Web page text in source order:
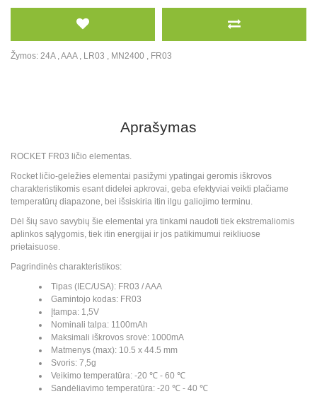
Žymos: 24A,AAA, LR03 , MN2400 , FR03
Aprašymas
ROCKET FR03 ličio elementas.
Rocket ličio-geležies elementai pasižymi ypatingai geromis iškrovos
charakteristikomis esant didelei apkrovai, geba efektyviai veikti plačiame
temperatūrų diapazone, bei išsiskiria itin ilgu galiojimo terminu.
Dėl šių savo savybių šie elementai yra tinkami naudoti tiek ekstremaliomis
aplinkos sąlygomis, tiek itin energijai ir jos patikimumui reikliuose
prietaisuose.
Pagrindinės charakteristikos:
Tipas (IEC/USA): FR03 / AAA
Gamintojo kodas: FR03
Įtampa: 1,5V
Nominali talpa: 1100mAh
Maksimali iškrovos srovė: 1000mA
Matmenys (max): 10.5 x 44.5 mm
Svoris: 7,5g
Veikimo temperatūra: -20 ℃ - 60 ℃
Sandėliavimo temperatūra: -20 ℃ - 40 ℃